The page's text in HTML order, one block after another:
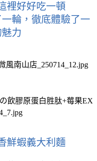
裡好好吃一頓
輪，徹底體驗了一
力
鮮蝦義大利麵